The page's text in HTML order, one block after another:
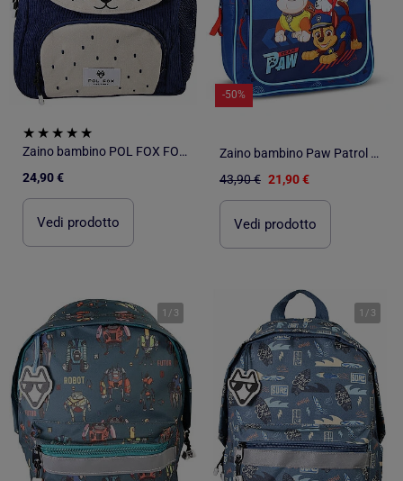
Zaino bambino POL FOX FOXY reversibile 1 scomparto blu scuola materna
24,90 €
Vedi prodotto
-50%
Zaino bambino Paw Patrol Go Pups Go 520-4540
43,90 € 21,90 €
Vedi prodotto
1 / 3 1 / 3